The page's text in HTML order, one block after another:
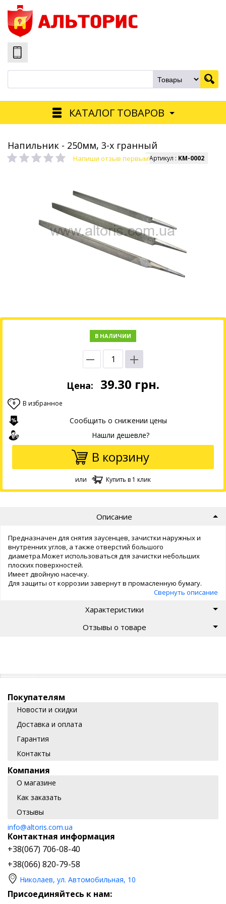
КАТАЛОГ ТОВАРОВ
Напильник - 250мм, 3-х гранный
Напиши отзыв первым!Артикул : KM-0002
В НАЛИЧИИ
Цена: 39.30 грн.
0 В избранное
Сообщить о снижении цены
Нашли дешевле?
В корзину
или Купить в 1 клик
Описание
Предназначен для снятия заусенцев, зачистки наружных и
внутренних углов, а также отверстий большого
диаметра.Может использоваться для зачистки небольших
плоских поверхностей.
Имеет двойную насечку.
Для защиты от коррозии завернут в промасленную бумагу.
Свернуть описание
Характеристики
Отзывы о товаре
Покупателям
Новости и скидки
Доставка и оплата
Гарантия
Контакты
Компания
О магазине
Как заказать
Отзывы
info@altoris.com.ua
Контактная информация
+38(067) 706-08-40
+38(066) 820-79-58
Николаев, ул. Автомобильная, 10
Присоединяйтесь к нам: